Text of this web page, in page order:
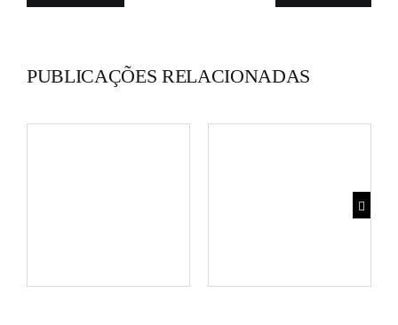
PUBLICAÇÕES RELACIONADAS